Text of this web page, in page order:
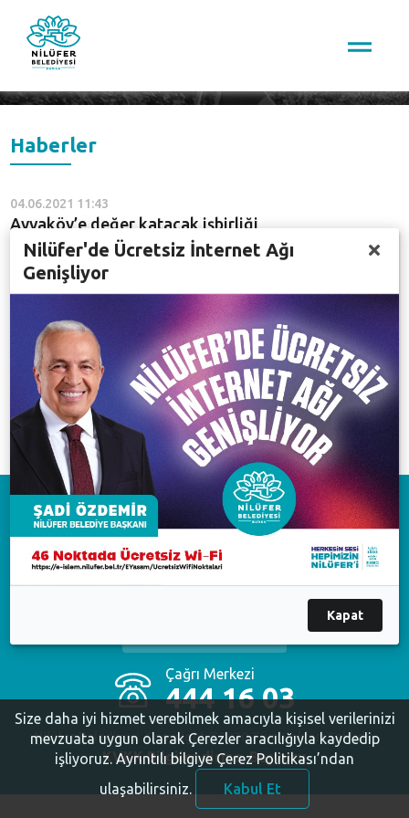
Haberler
04.06.2021 11:43
Ayvaköy’e değer katacak işbirliği
03.02.2020 08:16
Ayvaini Mağarası turizme kazandırılacak
NiluferTV
07.02.2014 14:36
Ayvaini Mağarası Belgeseli
Çağrı Merkezi
444 16 03
Nilüfer Belediyesi. Copyright ©2020 Tüm Hakları Saklıdır.
KVKK Bilgilendirme-Başvuru
Download on the
App Store
Available on the
Google Play
Nilüfer'de Ücretsiz İnternet Ağı
Genişliyor
Kapat
Size daha iyi hizmet verebilmek amacıyla kişisel verilerinizi
mevzuata uygun olarak Çerezler aracılığıyla kaydedip
işliyoruz.Ayrıntılı bilgiye Çerez Politikası’ndan
ulaşabilirsiniz.
Kabul Et